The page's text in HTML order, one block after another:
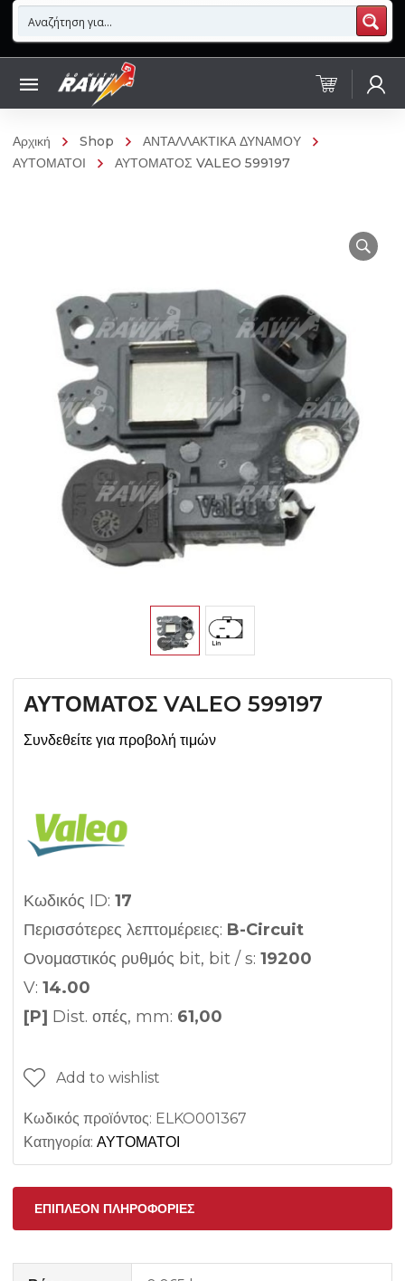
Αρχική Shop
ΑΝΤΑΛΛΑΚΤΙΚΑ ΔΥΝΑΜΟΥ
ΑΥΤΟΜΑΤΟΙ
ΑΥΤΟΜΑΤΟΣ VALEO 599197
ΑΥΤΟΜΑΤΟΣ VALEO 599197
Συνδεθείτε για προβολή τιμών
Κωδικός ID: 17
Περισσότερες λεπτομέρειες: B-Circuit
Ονομαστικός ρυθμός bit, bit / s: 19200
V: 14.00
[P] Dist. οπές, mm: 61,00
Add to wishlist
Κωδικός προϊόντος: ELKO001367
Κατηγορία: ΑΥΤΟΜΑΤΟΙ
ΕΠΙΠΛΈΟΝ ΠΛΗΡΟΦΟΡΊΕΣ